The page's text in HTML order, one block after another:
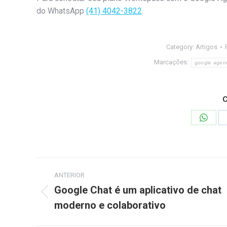
do WhatsApp (41) 4042-3822
Category: Artigos
Marcações: google
Share
Navegação
de
post:
ANTERIOR
anterior:
Google Chat é um aplicativo de chat
moderno e colaborativo